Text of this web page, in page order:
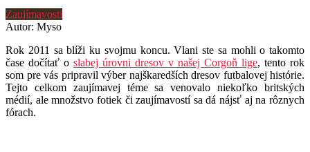
Zaujímavosti
Autor: Myso
Rok 2011 sa blíži ku svojmu koncu. Vlani ste sa mohli o takomto
čase dočítať o slabej úrovni dresov v našej Corgoň lige, tento rok
som pre vás pripravil výber najškaredších dresov futbalovej histórie.
Tejto celkom zaujímavej téme sa venovalo niekoľko britských
médií, ale množstvo fotiek či zaujímavostí sa dá nájsť aj na rôznych
fórach.